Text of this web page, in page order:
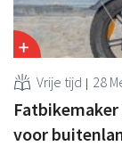
Vrije tijd 28
voor